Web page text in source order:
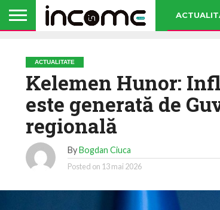
ACTUALITATE
Kelemen Hunor:
este generată de
regională
ByBogdan Ciuca
Posted on 13 mai 2026